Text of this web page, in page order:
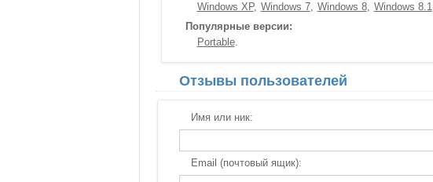
Windows XP
Windows 7 Windows 8 Windows 8.1
Популярные версии:
Portable
Отзывы пользователей
Имя или ник:
Email (почтовый ящик):